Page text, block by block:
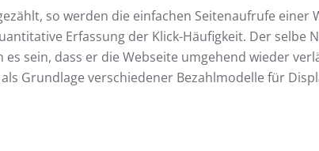
so werden die einfachen Seitenaufrufe
Erfassung der Klick-Häufigkeit. Der
es sein, dass er die Webseite umgehend wieder
Grundlage verschiedener Bezahlmodelle für